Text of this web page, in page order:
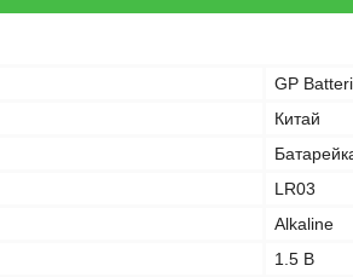
GP
Китай
LR03
Alkaline
1.5 В